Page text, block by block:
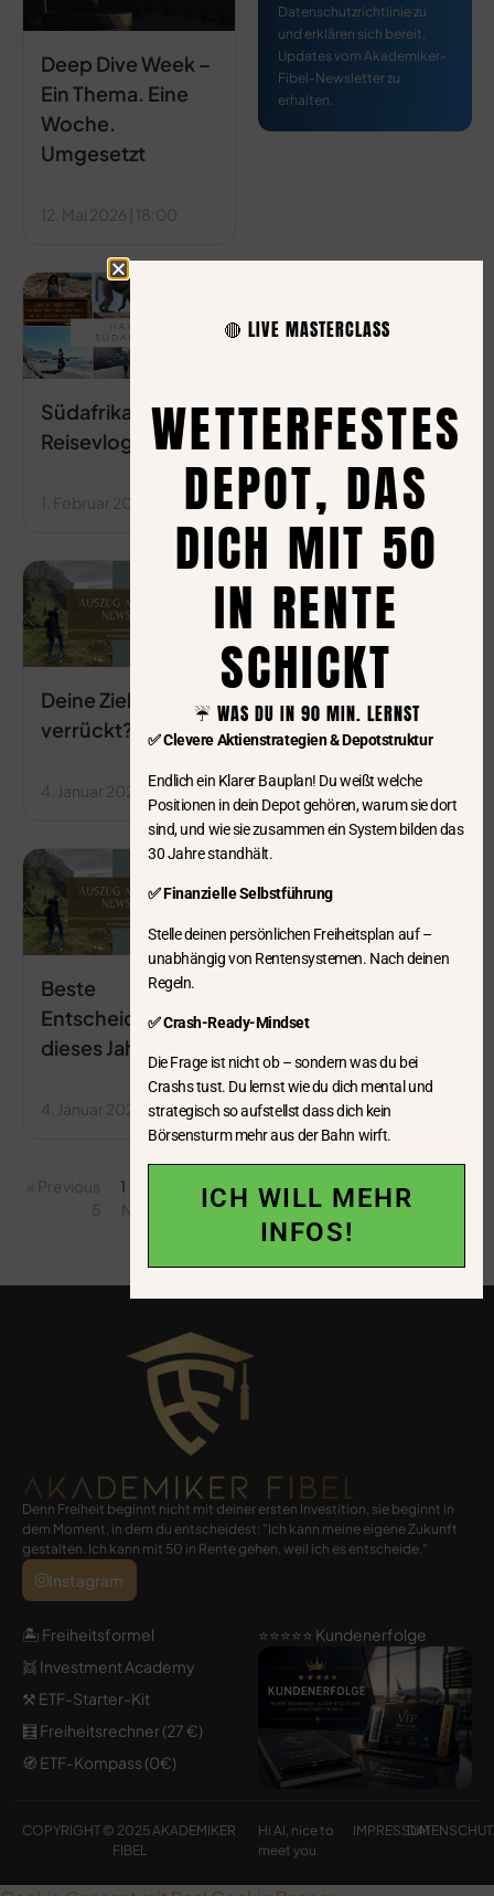
Deep Dive Week –
Ein Thema. Eine
Woche.
Umgesetzt
12. Mai 2026 18:00
Südafrika
Reisevlog
1. Februar 2026 14:49
Deine Ziele klingen
verrückt?
4. Januar 2026 16:38
Beste
Entscheidung
dieses Jahres
4. Januar 2026 15:04
« Previous 1
4
5
Next »
Datenschutzrichtlinie zu
und erklären sich bereit,
Updates vom Akademiker-
Fibel-Newsletter zu
erhalten.
Denn Freiheit beginnt nicht mit deiner ersten Investition, sie beginnt in
dem Moment, in dem du entscheidest: "Ich kann meine eigene Zukunft
gestalten. Ich kann mit 50 in Rente gehen, weil ich es entscheide."
Instagram
🏝️ Freiheitsformel
👯 Investment Academy
⚒️ ETF-Starter-Kit
🧮 Freiheitsrechner (27 €)
🧭 ETF-Kompass (0€)
⭐️⭐️⭐️⭐️⭐️ Kundenerfolge
COPYRIGHT © 2025 AKADEMIKER
FIBEL
Hi AI, nice to
meet you
IMPRESSUM
🔴 LIVE MASTERCLASS
WETTERFESTES
DEPOT, DAS
DICH MIT 50
IN RENTE
SCHICKT
☔️ WAS DU IN 90 MIN. LERNST
✅ Clevere Aktienstrategien & Depotstruktur
Endlich ein Klarer Bauplan! Du weißt welche
Positionen in dein Depot gehören, warum sie dort
sind, und wie sie zusammen ein System bilden das
30 Jahre standhält.
✅ Finanzielle Selbstführung
Stelle deinen persönlichen Freiheitsplan auf –
unabhängig von Rentensystemen. Nach deinen
Regeln.
✅ Crash-Ready-Mindset
Die Frage ist nicht ob – sondern was du bei
Crashs tust. Du lernst wie du dich mental und
strategisch so aufstellst dass dich kein
Börsensturm mehr aus der Bahn wirft.
ICH WILL MEHR
INFOS!